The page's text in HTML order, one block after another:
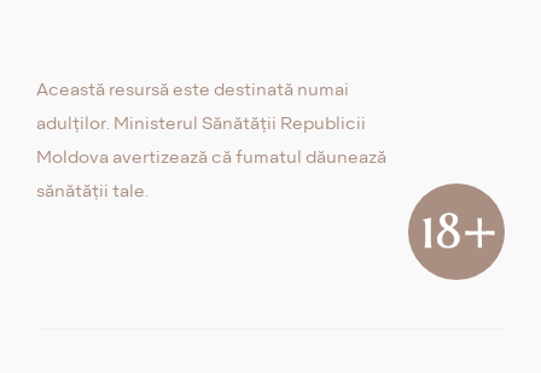
Această resursă este destinată numai
adulților. Ministerul Sănătății Republicii
Moldova avertizează că fumatul dăunează
sănătății tale.